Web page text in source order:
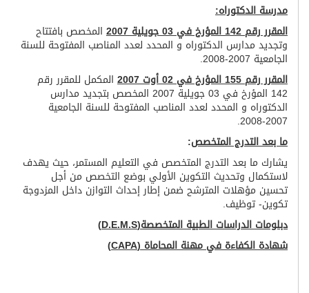
مدرسة الدكتوراه:
المقرر رقم 142 المؤرخ في 03 جويلية 2007
المخصص بافتتاح
وتجديد مدارس الدكتوراه و المحدد لعدد المناصب المفتوحة للسنة
الجامعية 2007-2008.
المقرر رقم 155 المؤرخ في 02 أوت 2007
المكمل للمقرر رقم
142 المؤرخ في 03 جويلية 2007 المخصص بتجديد مدارس
الدكتوراه و المحدد لعدد المناصب المفتوحة للسنة الجامعية
2007-2008.
ما بعد التدرج المتخصص:
يشارك ما بعد التدرج المتخصص في التعليم المستمر، حيث يهدف
لاستكمال وتحديث التكوين الأولي بوضع التخصص من أجل
تحسين مؤهلات المترشح ضمن إطار إحداث التوازن داخل المزدوجة
تكوين- توظيف.
دبلومات الدراسات الطبية المتخصصة(D.E.M.S
)
شهادة الكفاءة في مهنة المحاماة(CAPA)